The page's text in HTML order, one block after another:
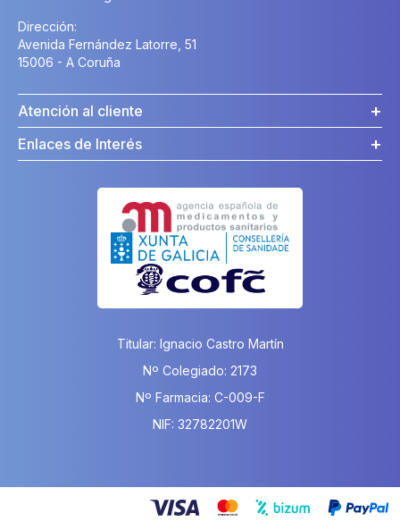
Dirección:
Avenida Fernández Latorre, 51
15006 - A Coruña
Atención al cliente
Enlaces de Interés
Titular: Ignacio Castro Martín
Nº Colegiado: 2173
Nº Farmacia: C-009-F
NIF: 32782201W